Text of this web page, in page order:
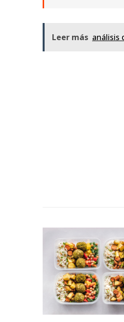
Leer más análisis